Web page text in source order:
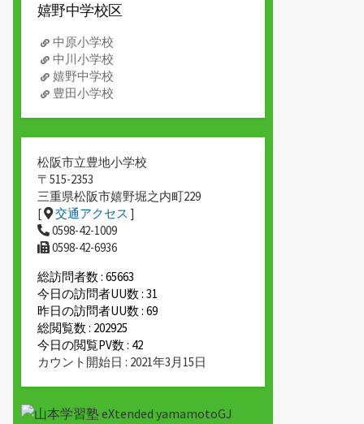
嬉野中学校区
中原小学校
中川小学校
嬉野中学校
豊田小学校
松阪市立豊地小学校
〒515-2353
三重県松阪市嬉野堀之内町229
[
交通アクセス ]
0598-42-1009
0598-42-6936
総訪問者数 : 65663
今日の訪問者UU数 : 31
昨日の訪問者UU数 : 69
総閲覧数 : 202925
今日の閲覧PV数 : 42
カウント開始日 : 2021年3月15日